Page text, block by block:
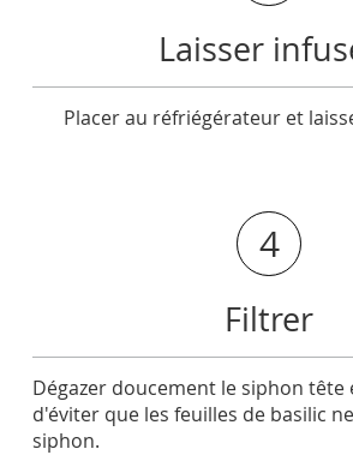
Laisser
Placer au réfriégérateur et
4
Filtrer
Dégazer doucement le siphon tête
d'éviter que les feuilles de basilic
siphon.